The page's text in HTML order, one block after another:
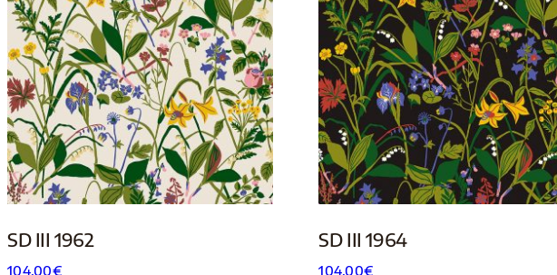
SD III 1962
104.00€
SD III 1964
104.00€